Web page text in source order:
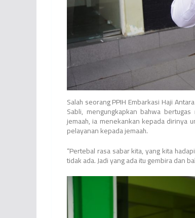
Salah seorang PPIH Embarkasi Haji
Sabli, mengungkapkan bahwa
jemaah, ia menekankan kepada dirinya
pelayanan kepada jemaah.
“Pertebal rasa sabar kita, yang kita
tidak ada. Jadi yang ada itu gembira dan